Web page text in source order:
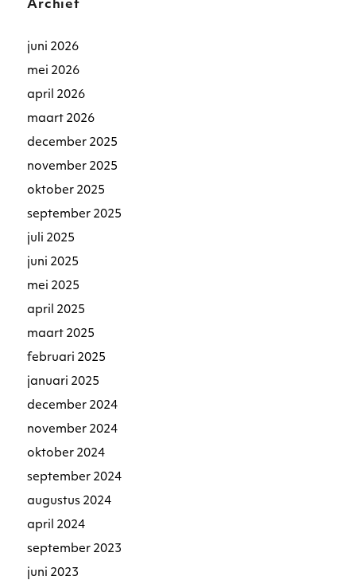
Archief
juni 2026
mei 2026
april 2026
maart 2026
december 2025
november 2025
oktober 2025
september 2025
juli 2025
juni 2025
mei 2025
april 2025
maart 2025
februari 2025
januari 2025
december 2024
november 2024
oktober 2024
september 2024
augustus 2024
april 2024
september 2023
juni 2023